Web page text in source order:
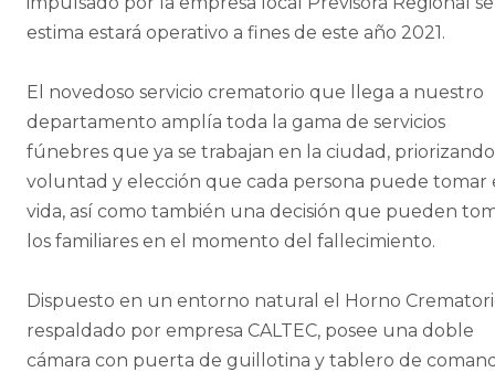
estima estará operativo a fines de este año 2021.
El novedoso servicio crematorio que llega a nuestro
departamento amplía toda la gama de servicios
fúnebres que ya se trabajan en la ciudad,
voluntad y elección que cada persona puede tomar
vida, así como también una decisión que pueden
los familiares en el momento del fallecimiento.
Dispuesto en un entorno natural el Horno
respaldado por empresa CALTEC, posee una doble
cámara con puerta de guillotina y tablero de